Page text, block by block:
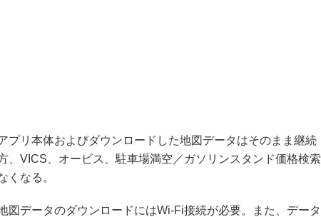
プリ本体およびダウンロードした地図データはそのまま継続
、VICS、オービス、駐車場満空／ガソリンスタンド価格検索
くなる。
データのダウンロードにはWi-Fi接続が必要。また、データ